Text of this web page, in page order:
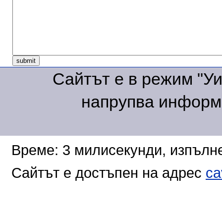
Сайтът е в режим
напрупва
Време: 3 милисекунди,
Сайтът е достъпен на адрес